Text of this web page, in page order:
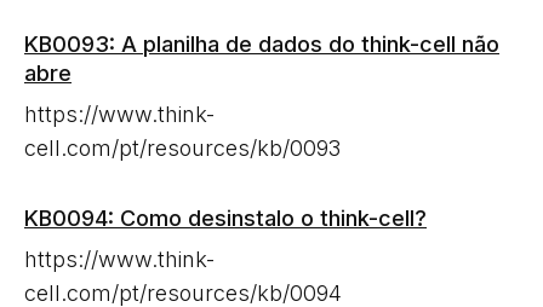
KB0093: A planilha de dados do think-cell não
abre
https://www.think-
cell.com/pt/resources/kb/0093
KB0094: Como desinstalo o think-cell?
https://www.think-
cell.com/pt/resources/kb/0094